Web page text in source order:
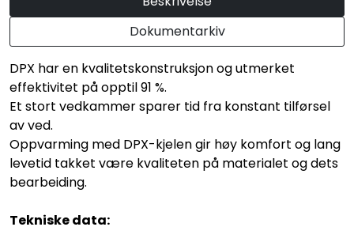
Dokumentarkiv
DPX har en kvalitetskonstruksjon og utmerket
effektivitet på opptil 91 %.
Et stort vedkammer sparer tid fra konstant tilførsel
av ved.
Oppvarming med DPX-kjelen gir høy komfort og lang
levetid takket være kvaliteten på materialet og dets
bearbeiding.
Tekniske data: